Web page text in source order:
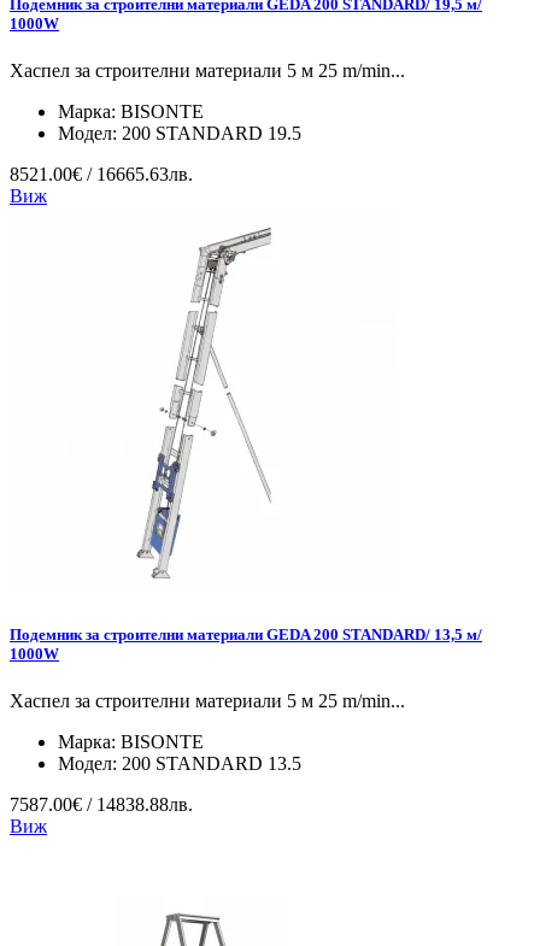
Подемник за строителни материали GEDA 200 STANDARD/ 19,5 м/
1000W
Хаспел за строителни материали 5 м 25 m/min...
Марка: BISONTE
Модел: 200 STANDARD 19.5
8521.00€ / 16665.63лв.
Виж
Подемник за строителни материали GEDA 200 STANDARD/ 13,5 м/
1000W
Хаспел за строителни материали 5 м 25 m/min...
Марка: BISONTE
Модел: 200 STANDARD 13.5
7587.00€ / 14838.88лв.
Виж